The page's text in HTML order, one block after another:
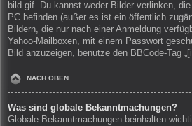
bild.gif. Du kannst weder Bilder verlinken,
PC befinden (außer es ist ein öffentlich
Bildern, die nur nach einer Anmeldung
Yahoo-Mailboxen, mit einem Passwort
Bild anzuzeigen, benutze den BBCode-Tag
NACH OBEN
Was sind globale Bekanntmachungen?
Globale Bekanntmachungen beinhalten